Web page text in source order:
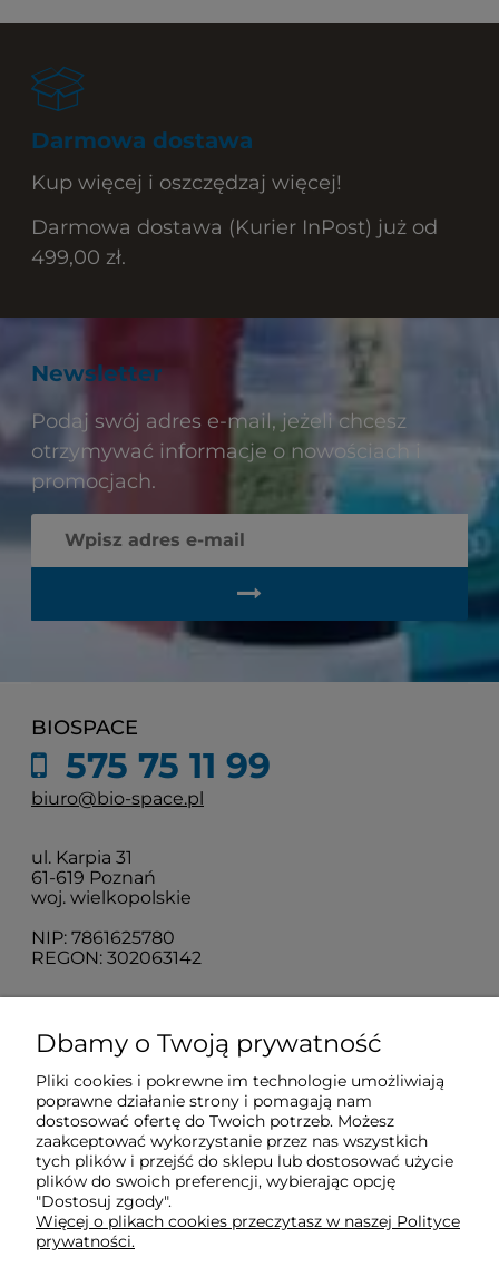
Darmowa dostawa
Kup więcej i oszczędzaj więcej!
Darmowa dostawa (Kurier InPost) już od
499,00 zł.
Newsletter
Podaj swój adres e-mail, jeżeli chcesz
otrzymywać informacje o nowościach i
promocjach.
BIOSPACE
575 75 11 99
biuro@bio-space.pl
ul. Karpia 31
61-619 Poznań
woj. wielkopolskie
NIP: 7861625780
REGON: 302063142
O nas
Obsługa klienta
Pomoc
Moje konto
Dbamy o Twoją prywatność
Pliki cookies i pokrewne im technologie umożliwiają
poprawne działanie strony i pomagają nam
dostosować ofertę do Twoich potrzeb. Możesz
zaakceptować wykorzystanie przez nas wszystkich
tych plików i przejść do sklepu lub dostosować użycie
plików do swoich preferencji, wybierając opcję
"Dostosuj zgody".
Więcej o plikach cookies przeczytasz w naszej Polityce
prywatności.